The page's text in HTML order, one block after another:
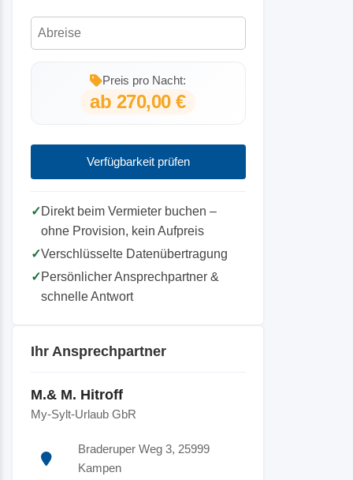
berechnen wir eine Bearbeitungs-Gebühr
Preis pro Nacht:
ab 270,00 €
Verfügbarkeit prüfen
✓Direkt beim Vermieter buchen –
ohne Provision, kein Aufpreis
✓Verschlüsselte Datenübertragung
✓Persönlicher Ansprechpartner &
schnelle Antwort
Ihr Ansprechpartner
M.& M. Hitroff
My-Sylt-Urlaub GbR
Braderuper Weg 3, 25999
Kampen